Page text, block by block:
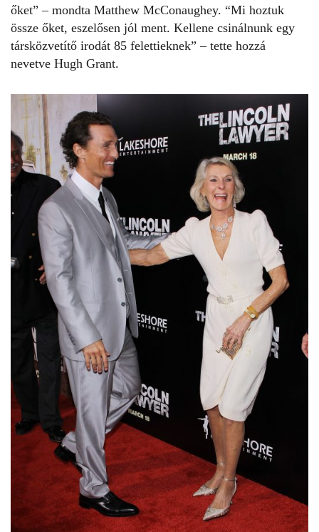
őket” – mondta Matthew McConaughey. “Mi hoztuk
össze őket, eszelősen jól ment. Kellene csinálnunk egy
társközvetítő irodát 85 felettieknek” – tette hozzá
nevetve Hugh Grant.